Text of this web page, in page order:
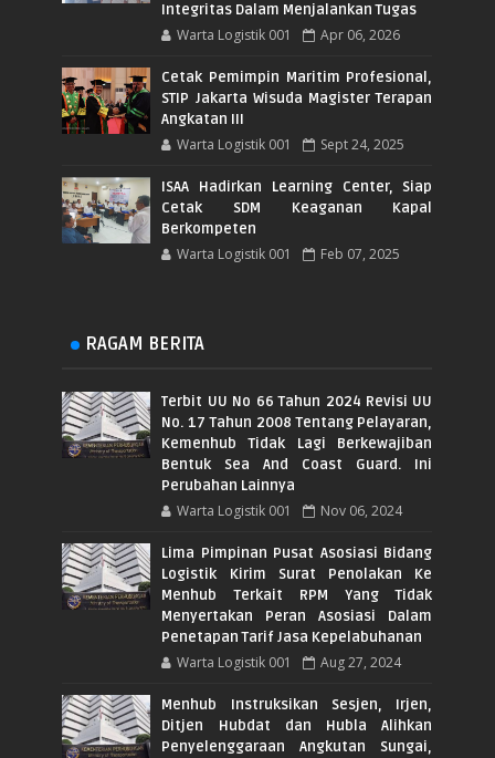
Integritas Dalam Menjalankan Tugas
Warta Logistik 001 Apr 06, 2026
Cetak Pemimpin Maritim Profesional,
STIP Jakarta Wisuda Magister Terapan
Angkatan III
Warta Logistik 001 Sept 24, 2025
ISAA Hadirkan Learning Center, Siap
Cetak SDM Keaganan Kapal
Berkompeten
Warta Logistik 001 Feb 07, 2025
RAGAM BERITA
Terbit UU No 66 Tahun 2024 Revisi UU
No. 17 Tahun 2008 Tentang Pelayaran,
Kemenhub Tidak Lagi Berkewajiban
Bentuk Sea And Coast Guard. Ini
Perubahan Lainnya
Warta Logistik 001 Nov 06, 2024
Lima Pimpinan Pusat Asosiasi Bidang
Logistik Kirim Surat Penolakan Ke
Menhub Terkait RPM Yang Tidak
Menyertakan Peran Asosiasi Dalam
Penetapan Tarif Jasa Kepelabuhanan
Warta Logistik 001 Aug 27, 2024
Menhub Instruksikan Sesjen, Irjen,
Ditjen Hubdat dan Hubla Alihkan
Penyelenggaraan Angkutan Sungai,